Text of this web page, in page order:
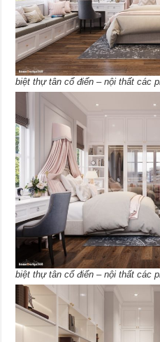
biệt thự tân cổ điển – nội thất các
biệt thự tân cổ điển – nội thất các